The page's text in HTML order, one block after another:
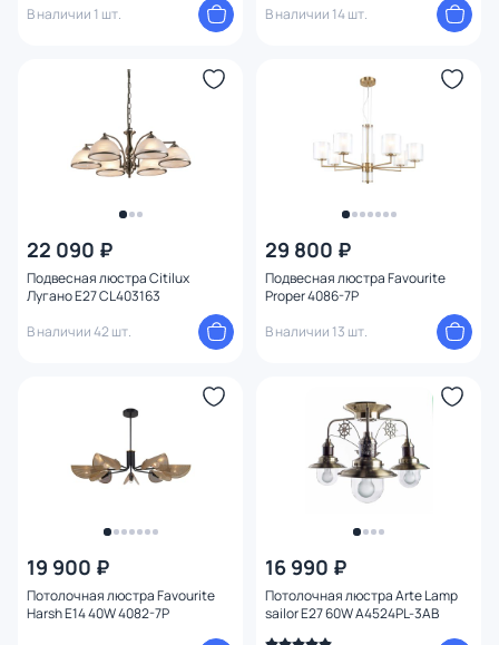
В наличии 1 шт.
В наличии 14 шт.
22 090 ₽
Подвесная люстра Citilux
Лугано E27 CL403163
В наличии 42 шт.
29 800 ₽
Подвесная люстра Favourite
Proper 4086-7P
В наличии 13 шт.
19 900 ₽
Потолочная люстра Favourite
Harsh E14 40W 4082-7P
16 990 ₽
Потолочная люстра Arte Lamp
sailor E27 60W A4524PL-3AB